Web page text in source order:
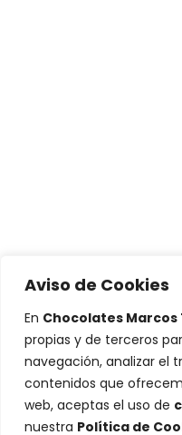
Aviso de Cookies
En Chocolates Marcos
propias y de terceros
navegación, analizar el
contenidos que
web, aceptas el uso de
nuestra Política de